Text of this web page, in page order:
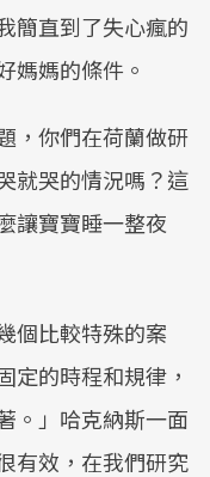
簡直到了失心瘋的
媽媽的條件。
，你們在荷蘭做研
就哭的情況嗎？這
讓寶寶睡一整夜
個比較特殊的案
定的時程和規律，
。」哈克納斯一面
有效，在我們研究